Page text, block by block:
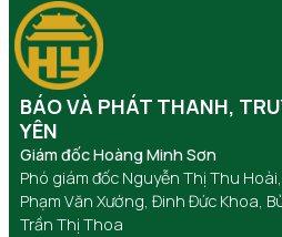
BÁO VÀ PHÁT THANH,
YÊN
Giám đốc Hoàng Minh Sơn
Phó giám đốc Nguyễn Thị Thu
Phạm Văn Xướng, Đinh Đức Khoa,
Trần Thị Thoa